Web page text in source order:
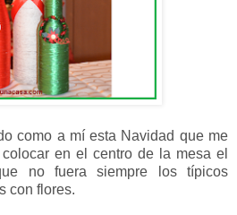
como a mí esta Navidad que me
en el centro de la mesa el
no fuera siempre los típicos
con flores.